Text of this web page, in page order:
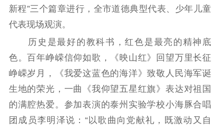
电影工作
电影创作
机关党建
党建要闻 学习在线
文化人才
紫金人才 职称评审
新程”三个篇章进行，全市道德典型代表、少年儿童
代表现场观演。
历史是最好的教科书，红色是最亮的精神底
色。百年峥嵘信仰如歌，《映山红》回望万里长征
峥嵘岁月，《我爱这蓝色的海洋》致敬人民海军诞
生地的荣光，一曲《我仰望五星红旗》表达对祖国
的满腔热爱。参加表演的泰州实验学校小海豚合唱
团成员李明泽说：“以歌曲向党献礼，既激动又自